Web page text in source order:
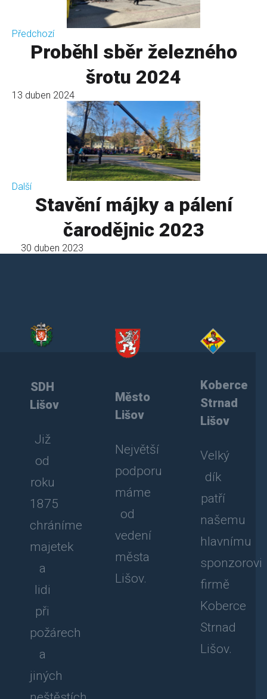
Předchozí
Proběhl sběr železného
šrotu 2024
13 duben 2024
Další
Stavění májky a pálení
čarodějnic 2023
30 duben 2023
SDH
Lišov
Již
od
roku
1875
chráníme
majetek
a
lidi
při
požárech
a
jiných
Město
Lišov
Největší
podporu
máme
od
vedení
města
Lišov.
Koberce
Strnad
Lišov
Velký
dík
patří
našemu
hlavnímu
sponzorovi
firmě
Koberce
Strnad
Lišov.